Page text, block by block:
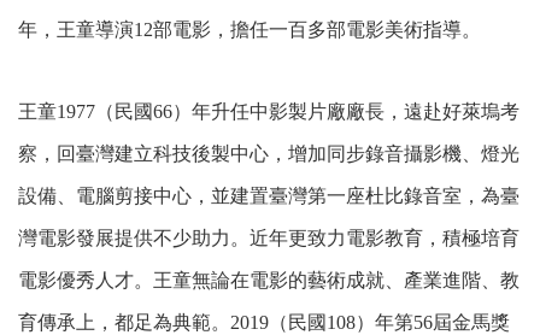
年，王童導演12部電影，擔任一百多部電影美術指導。
王童1977（民國66）年升任中影製片廠廠長，遠赴好萊塢考
察，回臺灣建立科技後製中心，增加同步錄音攝影機、燈光
設備、電腦剪接中心，並建置臺灣第一座杜比錄音室，為臺
灣電影發展提供不少助力。近年更致力電影教育，積極培育
電影優秀人才。王童無論在電影的藝術成就、產業進階、教
育傳承上，都足為典範。2019（民國108）年第56屆金馬獎